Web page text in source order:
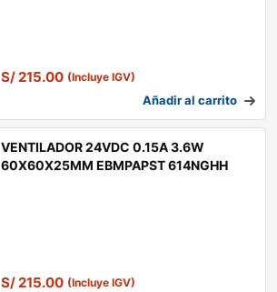
S/215.00 (Incluye IGV)
Añadir al carrito
VENTILADOR 24VDC 0.15A 3.6W
60X60X25MM EBMPAPST 614NGHH
S/215.00 (Incluye IGV)